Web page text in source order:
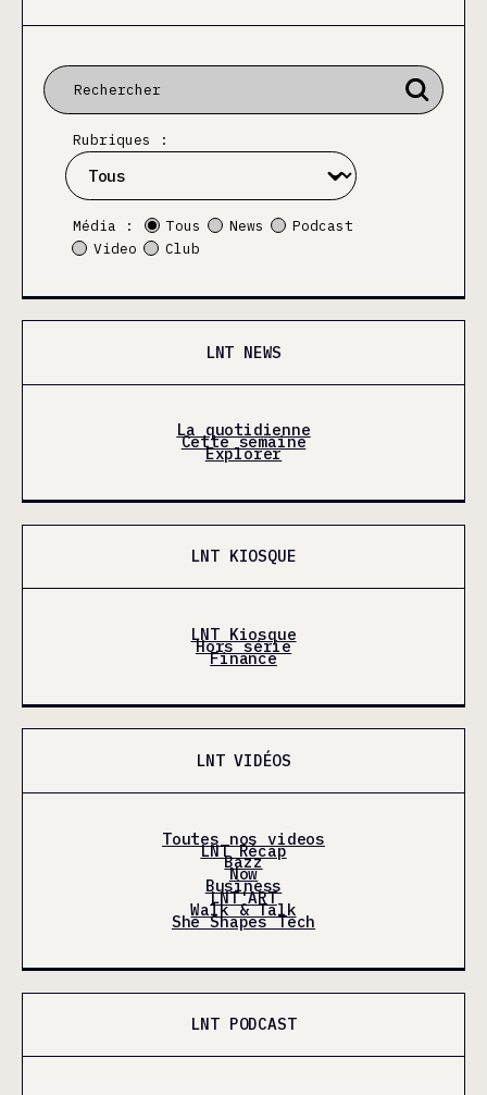
Rubriques :
Média : Tous News
Podcast
Video
Club
LNT NEWS
La quotidienne
Cette semaine
Explorer
LNT KIOSQUE
LNT Kiosque
Hors série
Finance
LNT VIDÉOS
Toutes nos videos
LNT Récap
Bazz
Now
Business
LNT'ART
Walk & Talk
She Shapes Tech
LNT PODCAST